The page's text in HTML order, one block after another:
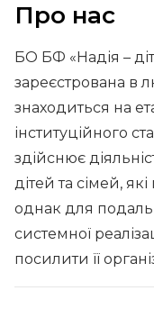
Про нас
БО БФ «Надія –
зареєстрована в
знаходиться на
інституційного
здійснює
дітей та сімей,
однак для
системної
посилити її